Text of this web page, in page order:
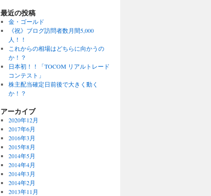
最近の投稿
金・ゴールド
《祝》ブログ訪問者数月間5,000
人！！
これからの相場はどちらに向かうの
か！？
日本初！！「TOCOM リアルトレード
コンテスト」
株主配当確定日前後で大きく動く
か！？
アーカイブ
2020年12月
2017年6月
2016年3月
2015年8月
2014年5月
2014年4月
2014年3月
2014年2月
2013年11月